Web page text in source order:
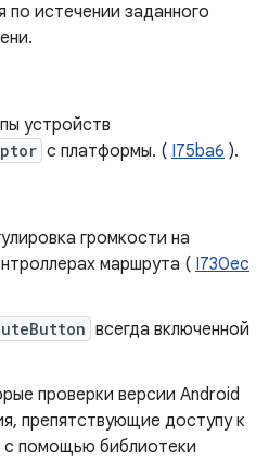
по истечении заданного
устройств
с платформы. ( I75ba6 ).
громкости на
маршрута ( I730ec
всегда включенной
проверки версии Android
препятствующие доступу к
с помощью библиотеки